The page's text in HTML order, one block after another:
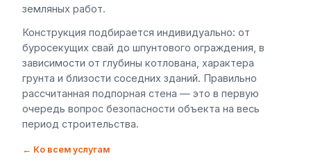
земляных работ.
Конструкция подбирается индивидуально: от
буросекущих свай до шпунтового ограждения, в
зависимости от глубины котлована, характера
грунта и близости соседних зданий. Правильно
рассчитанная подпорная стена — это в первую
очередь вопрос безопасности объекта на весь
период строительства.
← Ко всем услугам